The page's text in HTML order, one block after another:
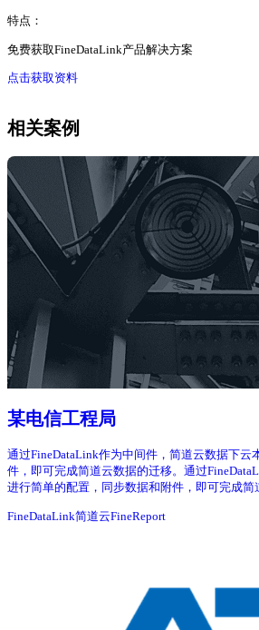
特点：
免费获取FineDataLink产品解决方案
点击获取资料
相关案例
某电信工程局
通过FineDataLink作为中间件，简道云数据下
件，即可完成简道云数据的迁移。通过
进行简单的配置，同步数据和附件，即可完成简
FineDataLink简道云FineReport